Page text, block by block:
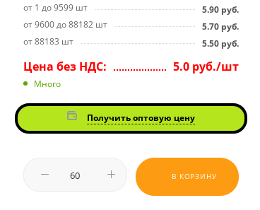
от 1 до 9599 шт 5.90 руб.
от 9600 до 88182 шт
5.70 руб.
от 88183 шт
5.50 руб.
Цена без НДС: 5.0 руб./шт
Много
Получить оптовую цену
В КОРЗИНУ